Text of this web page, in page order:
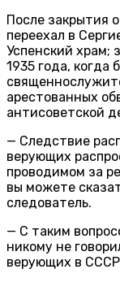
После закрытия
переехал в
Успенский храм;
1935 года, когда
арестованных
антисоветской
— Следствие
верующих
проводимом за
вы можете
следователь.
— С таким
никому не
верующих в